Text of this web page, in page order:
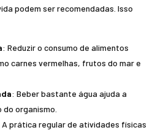
podem ser recomendadas. Isso
: Reduzir o consumo de alimentos
carnes vermelhas, frutos do mar e
: Beber bastante água ajuda a
do organismo.
A prática regular de atividades físicas